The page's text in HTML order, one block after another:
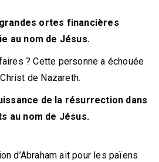
grandes ortes financières
au nom de Jésus.
? Cette personne a échouée
de Nazareth.
de la résurrection dans
au nom de Jésus.
d’Abraham ait pour les païens